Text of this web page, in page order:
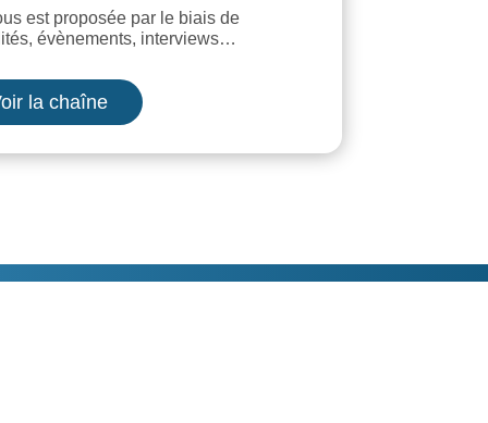
est proposée par le biais de
évènements, interviews…
la chaîne